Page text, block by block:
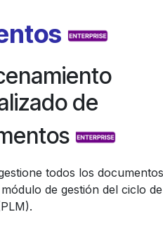
de
todos los
de gestión del ciclo